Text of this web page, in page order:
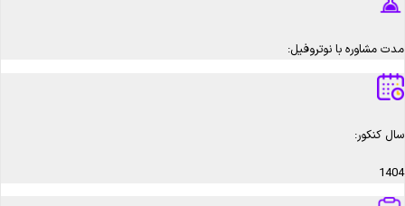
مدت مشاوره با نوتروفیل:
سال کنکور:
1404